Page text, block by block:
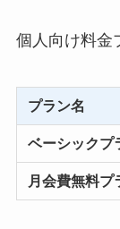
個人向け料金
プラン名
ベーシックプ
月会費無料プ